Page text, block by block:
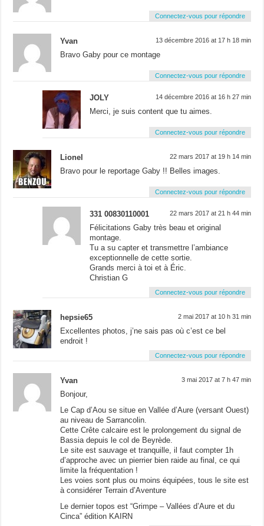
Connectez-vous pour répondre
Yvan 13 décembre 2016 at 17 h 18 min
Bravo Gaby pour ce montage
Connectez-vous pour répondre
JOLY 14 décembre 2016 at 16 h 27 min
Merci, je suis content que tu aimes.
Connectez-vous pour répondre
Lionel 22 mars 2017 at 19 h 14 min
Bravo pour le reportage Gaby !! Belles images.
Connectez-vous pour répondre
331 00830110001 22 mars 2017 at 21 h 44 min
Félicitations Gaby très beau et original
montage.
Tu a su capter et transmettre l’ambiance
exceptionnelle de cette sortie.
Grands merci à toi et à Éric.
Christian G
Connectez-vous pour répondre
hepsie65 2 mai 2017 at 10 h 31 min
Excellentes photos, j’ne sais pas où c’est ce bel
endroit !
Connectez-vous pour répondre
Yvan 3 mai 2017 at 7 h 47 min
Bonjour,
Le Cap d’Aou se situe en Vallée d’Aure (versant Ouest)
au niveau de Sarrancolin.
Cette Crête calcaire est le prolongement du signal de
Bassia depuis le col de Beyrède.
Le site est sauvage et tranquille, il faut compter 1h
d’approche avec un pierrier bien raide au final, ce qui
limite la fréquentation !
Les voies sont plus ou moins équipées, tous le site est
à considérer Terrain d’Aventure
Le dernier topos est “Grimpe – Vallées d’Aure et du
Cinca” édition KAIRN